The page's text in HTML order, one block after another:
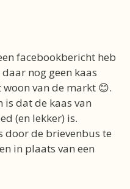
facebookbericht heb
nog geen kaas
van de markt 😊.
is dat de kaas van
(en lekker) is.
door de brievenbus te
in plaats van een